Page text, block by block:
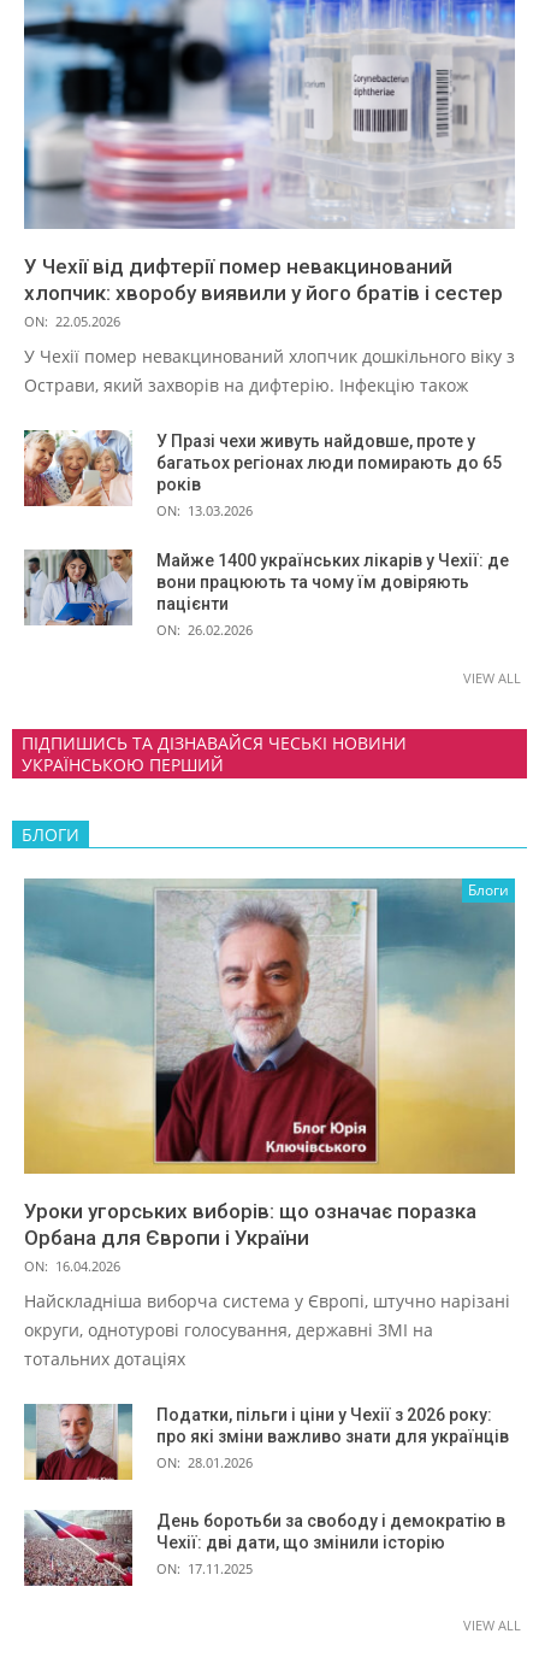
У Чехії від дифтерії помер невакцинований
хлопчик: хворобу виявили у його братів і сестер
ON: 22.05.2026
У Чехії помер невакцинований хлопчик дошкільного віку з
Острави, який захворів на дифтерію. Інфекцію також
У Празі чехи живуть найдовше, проте у
багатьох регіонах люди помирають до 65
років
ON: 13.03.2026
Майже 1400 українських лікарів у Чехії: де
вони працюють та чому їм довіряють
пацієнти
ON: 26.02.2026
VIEW ALL
ПІДПИШИСЬ ТА ДІЗНАВАЙСЯ ЧЕСЬКІ НОВИНИ
УКРАЇНСЬКОЮ ПЕРШИЙ
БЛОГИ
Блоги
Уроки угорських виборів: що означає поразка
Орбана для Європи і України
ON: 16.04.2026
Найскладніша виборча система у Європі, штучно нарізані
округи, однотурові голосування, державні ЗМІ на
тотальних дотаціях
Податки, пільги і ціни у Чехії з 2026 року:
про які зміни важливо знати для українців
ON: 28.01.2026
День боротьби за свободу і демократію в
Чехії: дві дати, що змінили історію
ON: 17.11.2025
VIEW ALL